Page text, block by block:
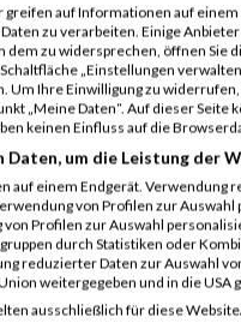
Reich
Timmermans
Moroff
Wetzstein
Lehmann
Vahsen
Brauer
Kirschner
Krieck
auf Informationen auf einem
zu verarbeiten. Einige
zu widersprechen, öffnen Sie
„Einstellungen
Um Ihre Einwilligung zu
„Meine Daten“. Auf dieser
keinen Einfluss auf die
um die Leistung der
auf einem Endgerät. Verwendung
von Profilen zur
Profilen zur Auswahl
durch Statistiken oder
reduzierter Daten zur Auswahl
weitergegeben und in die USA
ausschließlich für diese